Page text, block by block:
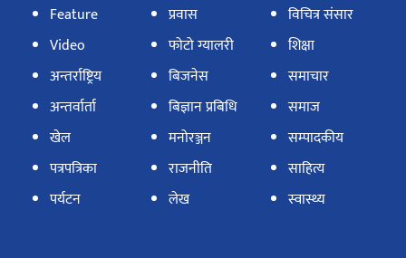
Feature
Video
अन्तर्राष्ट्रिय
अन्तर्वार्ता
खेल
पत्रपत्रिका
पर्यटन
प्रवास
फोटो ग्यालरी
बिजनेस
बिज्ञान प्रबिधि
मनोरञ्जन
राजनीति
लेख
विचित्र संसार
शिक्षा
समाचार
समाज
सम्पादकीय
साहित्य
स्वास्थ्य